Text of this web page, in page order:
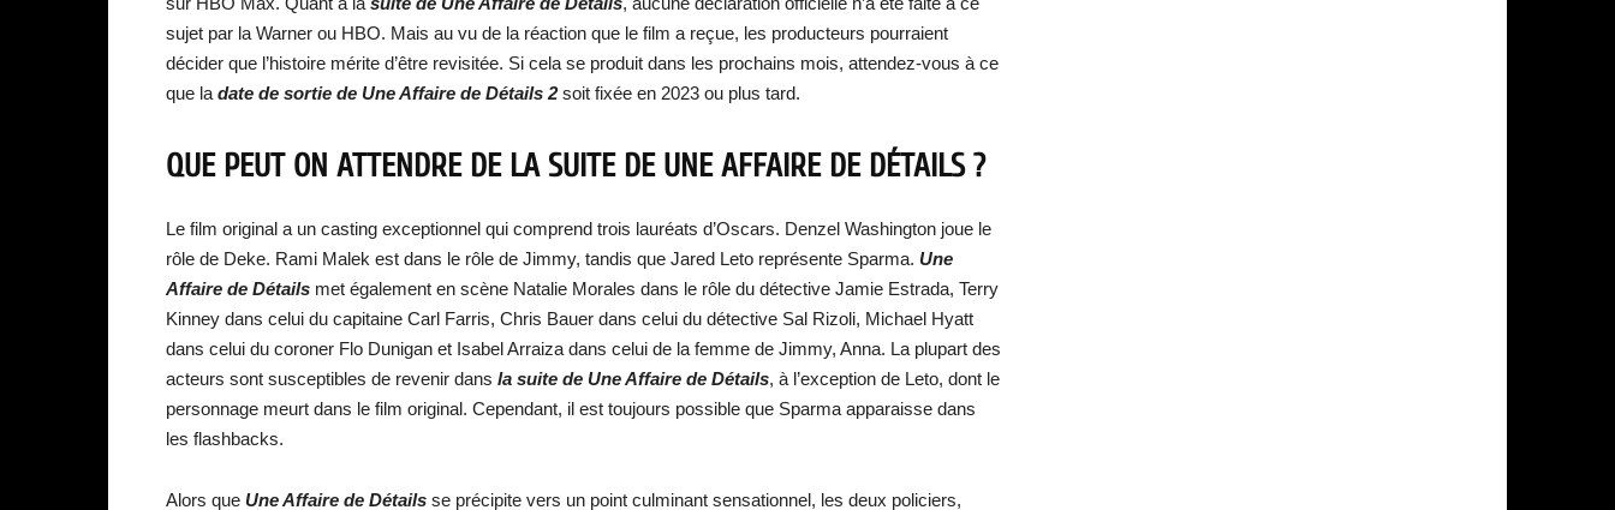
sujet par la Warner ou HBO. Mais au vu de la réaction que le film a reçue, les producteurs pourraient
décider que l’histoire mérite d’être revisitée. Si cela se produit dans les prochains mois, attendez-vous à ce
que la date de sortie de Une Affaire de Détails 2soit fixée en 2023 ou plus tard.
QUE PEUT ON ATTENDRE DE LA SUITE DE UNE AFFAIRE DE DÉTAILS ?
Le film original a un casting exceptionnel qui comprend trois lauréats d’Oscars. Denzel Washington joue le
rôle de Deke. Rami Malek est dans le rôle de Jimmy, tandis que Jared Leto représente Sparma. Une
Affaire de Détails met également en scène Natalie Morales dans le rôle du détective Jamie Estrada, Terry
Kinney dans celui du capitaine Carl Farris, Chris Bauer dans celui du détective Sal Rizoli, Michael Hyatt
dans celui du coroner Flo Dunigan et Isabel Arraiza dans celui de la femme de Jimmy, Anna. La plupart des
acteurs sont susceptibles de revenir dans la suite de Une Affaire de Détails, à l’exception de Leto, dont le
personnage meurt dans le film original. Cependant, il est toujours possible que Sparma apparaisse dans
les flashbacks.
Alors que Une Affaire de Détails se précipite vers un point culminant sensationnel, les deux policiers,